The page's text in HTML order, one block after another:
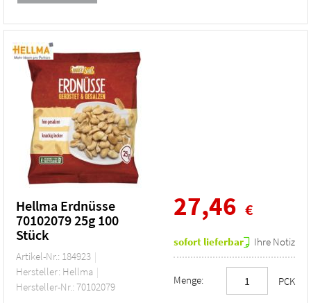
Hellma Erdnüsse
70102079 25g 100
Stück
Artikel-Nr.: 184923
Hersteller: Hellma
Hersteller-Nr.: 70102079
27,46 €
sofort lieferbar Ihre Notiz
Menge: PCK